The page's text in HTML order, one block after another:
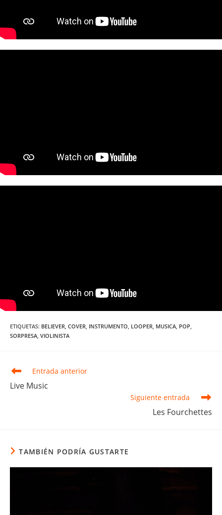
ETIQUETAS: BELIEVER, COVER, INSTRUMENTO, LOOPER, MUSICA, POP,
SORPRESA, VIOLINISTA
Leer
artículos
Entrada anterior
Live Music
Siguiente entrada
Les Fourchettes
TAMBIÉN PODRÍA GUSTARTE